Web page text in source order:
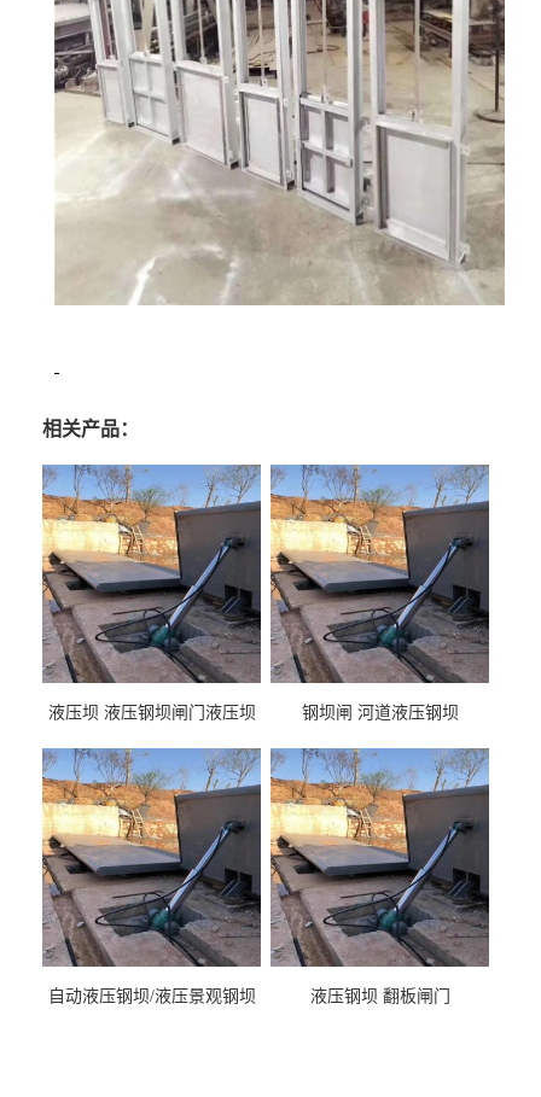
相关产品：
液压坝 液压钢坝闸门液压坝
钢坝闸 河道液压钢坝
自动液压钢坝/液压景观钢坝 液压钢坝 翻板闸门